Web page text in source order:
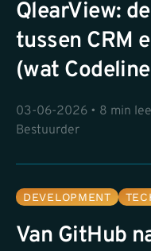
QlearView:
tussen CRM
(wat
03-06-2026 • 8 min
Bestuurder
DEVELOPMENT
Van GitHub